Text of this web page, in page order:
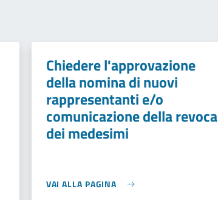
Chiedere l'approvazione
della nomina di nuovi
rappresentanti e/o
comunicazione della revoca
dei medesimi
VAI ALLA PAGINA